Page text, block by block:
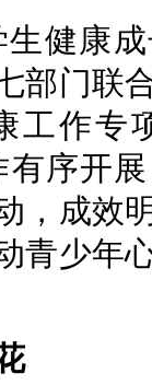
健康
部门联
工作专
序开
，成效
青少年